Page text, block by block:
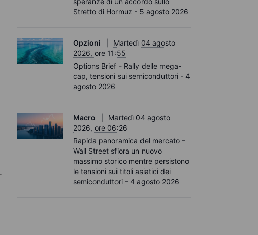
Stretto di Hormuz - 5 agosto 2026
Opzioni
Martedì 04 agosto
2026, ore 11:55
Options Brief - Rally delle mega-
cap, tensioni sui semiconduttori - 4
agosto 2026
Macro
Martedì 04 agosto
2026, ore 06:26
Rapida panoramica del mercato –
Wall Street sfiora un nuovo
massimo storico mentre persistono
le tensioni sui titoli asiatici dei
semiconduttori – 4 agosto 2026